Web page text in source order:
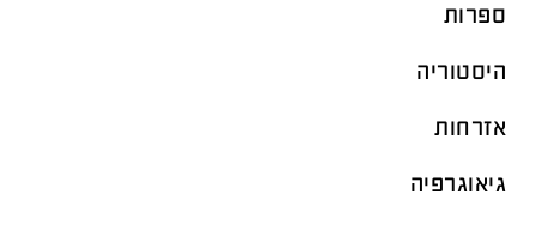
ספרות
היסטוריה
אזרחות
גיאוגרפיה